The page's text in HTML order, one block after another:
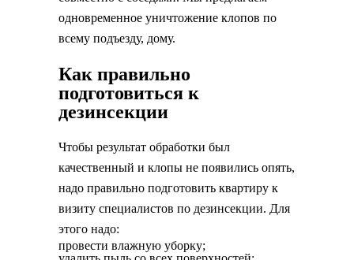
одновременное уничтожение клопов по
всему подъезду, дому.
Как правильно
подготовиться к
дезинсекции
Чтобы результат обработки был
качественный и клопы не появились опять,
надо правильно подготовить квартиру к
визиту специалистов по дезинсекции. Для
этого надо:
провести влажную уборку;